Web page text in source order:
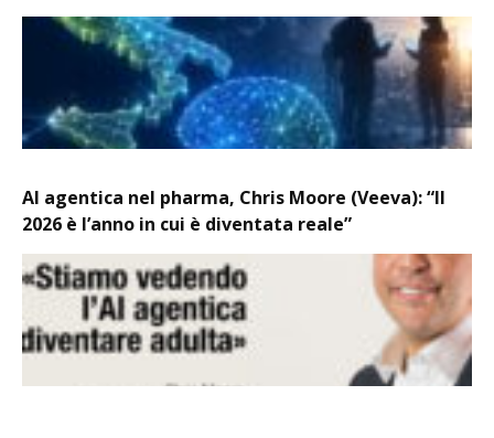
AI agentica nel pharma, Chris Moore (Veeva): “Il
2026 è l’anno in cui è diventata reale”